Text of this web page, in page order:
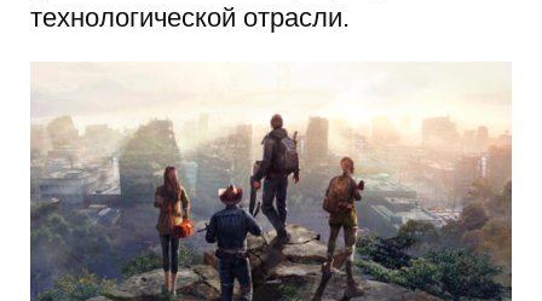
технологической отрасли.